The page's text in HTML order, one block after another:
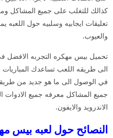
كذالك للتغلب على جميع المشاكل
تعليقات ايجابيه وسلبيه حول اللعبه
والعيوب.
تحميل بيس مهكره التجربه الافضل
الى طريقه اللعب تساعدك المباريات
في الوصول الى ما هو جديد من
جميع المشاكل معرفه جميع
الاندرويد والايفون.
النصائح حول لعبه بيس